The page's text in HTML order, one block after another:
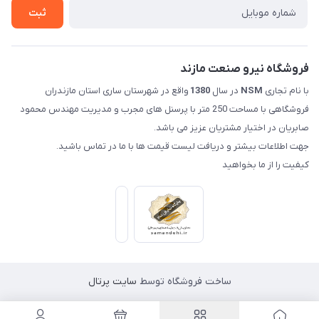
ثبت
فروشگاه نیرو صنعت مازند
با نام تجاری NSM در سال 1380 واقع در شهرستان ساری استان مازندران
فروشگاهی با مساحت 250 متر با پرسنل های مجرب و مدیریت مهندس محمود
صابریان در اختیار مشتریان عزیز می باشد.
جهت اطلاعات بیشتر و دریافت لیست قیمت ها با ما در تماس باشید.
کیفیت را از ما بخواهید
ساخت فروشگاه توسط سایت پرتال